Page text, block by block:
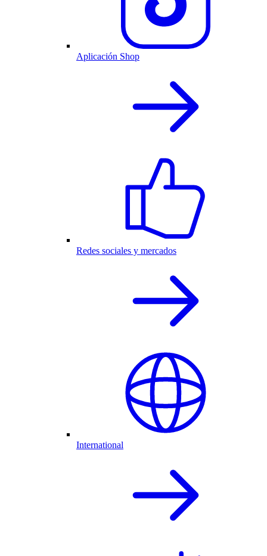
Aplicación Shop
Redes sociales y mercados
International